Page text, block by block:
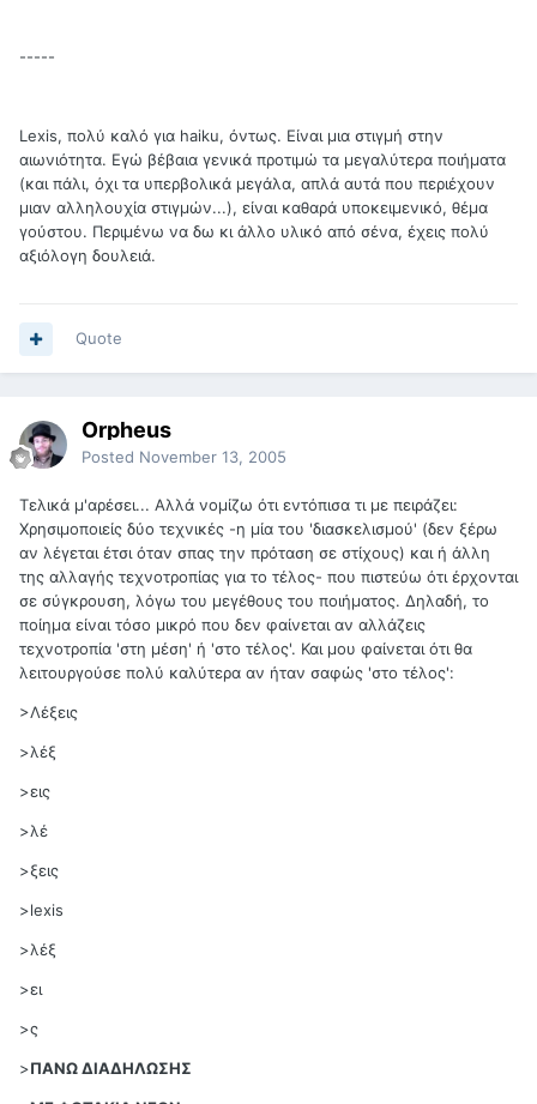
-----
Lexis, πολύ καλό για haiku, όντως. Είναι μια στιγμή στην
αιωνιότητα. Εγώ βέβαια γενικά προτιμώ τα μεγαλύτερα ποιήματα
(και πάλι, όχι τα υπερβολικά μεγάλα, απλά αυτά που περιέχουν
μιαν αλληλουχία στιγμών...), είναι καθαρά υποκειμενικό, θέμα
γούστου. Περιμένω να δω κι άλλο υλικό από σένα, έχεις πολύ
αξιόλογη δουλειά.
Quote
Orpheus
Posted November 13, 2005
Τελικά μ'αρέσει... Αλλά νομίζω ότι εντόπισα τι με πειράζει:
Χρησιμοποιείς δύο τεχνικές -η μία του 'διασκελισμού' (δεν ξέρω
αν λέγεται έτσι όταν σπας την πρόταση σε στίχους) και ή άλλη
της αλλαγής τεχνοτροπίας για το τέλος- που πιστεύω ότι έρχονται
σε σύγκρουση, λόγω του μεγέθους του ποιήματος. Δηλαδή, το
ποίημα είναι τόσο μικρό που δεν φαίνεται αν αλλάζεις
τεχνοτροπία 'στη μέση' ή 'στο τέλος'. Και μου φαίνεται ότι θα
λειτουργούσε πολύ καλύτερα αν ήταν σαφώς 'στο τέλος':
>Λέξεις
>λέξ
>εις
>λέ
>ξεις
>lexis
>λέξ
>ει
>ς
>ΠΑΝΩ ΔΙΑΔΗΛΩΣΗΣ